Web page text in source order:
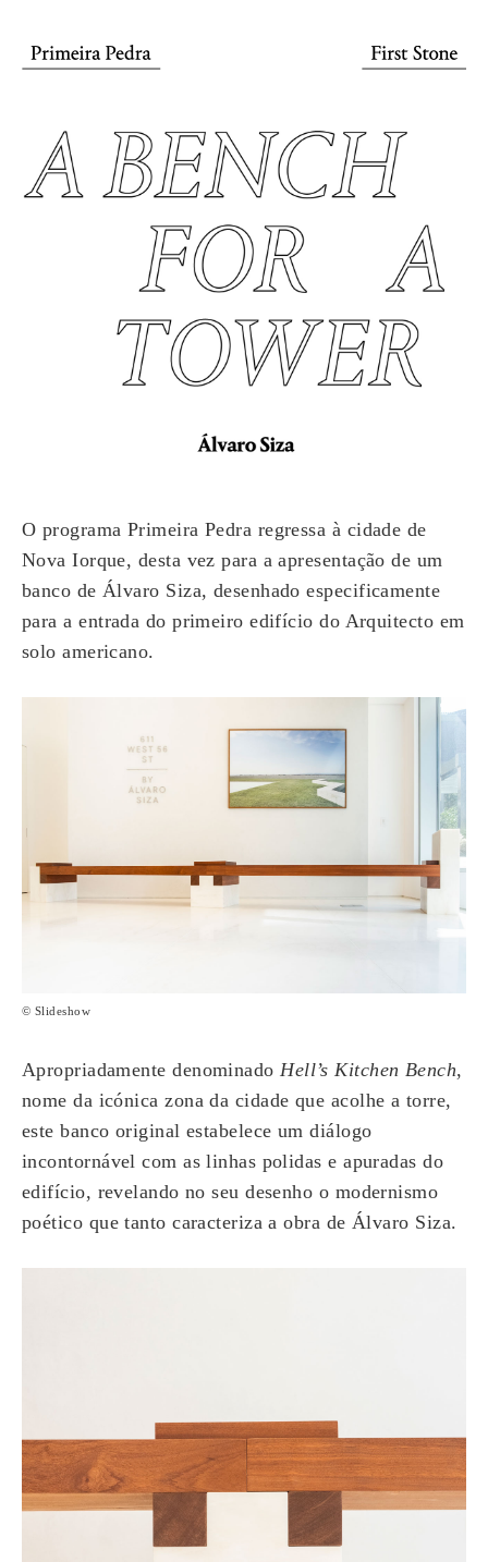
O programa Primeira Pedra regressa à cidade de
Nova Iorque, desta vez para a apresentação de um
banco de Álvaro Siza, desenhado especificamente
para a entrada do primeiro edifício do Arquitecto em
solo americano.
© Slideshow
Apropriadamente denominado Hell’s Kitchen Bench,
nome da icónica zona da cidade que acolhe a torre,
este banco original estabelece um diálogo
incontornável com as linhas polidas e apuradas do
edifício, revelando no seu desenho o modernismo
poético que tanto caracteriza a obra de Álvaro Siza.